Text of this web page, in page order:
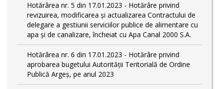
Hotărârea nr. 5 din 17.01.2023 - Hotărâre privind
revizuirea, modificarea și actualizarea Contractului de
delegare a gestiunii serviciilor publice de alimentare cu
apa și de canalizare, încheiat cu Apa Canal 2000 S.A.
Hotărârea nr. 6 din 17.01.2023 - Hotărâre privind
aprobarea bugetului Autorității Teritorială de Ordine
Publică Argeș, pe anul 2023